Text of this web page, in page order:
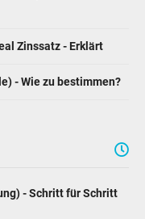
Zinssatz - Erklärt
- Wie zu bestimmen?
- Schritt für Schritt